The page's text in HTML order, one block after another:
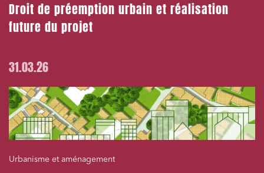
Droit de préemption urbain et réalisation
future du projet
31.03.26
Urbanisme et aménagement